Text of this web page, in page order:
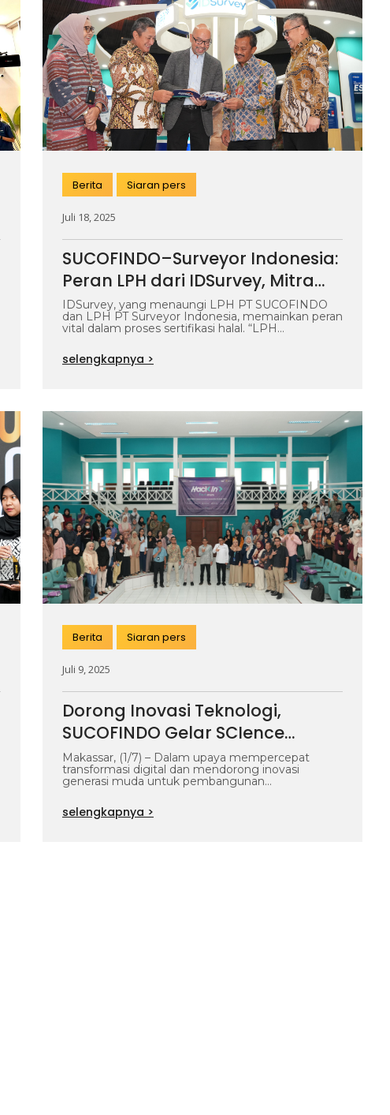
Berita Siaran pers
Juli 18, 2025
SUCOFINDO–Surveyor Indonesia:
Peran LPH dari IDSurvey, Mitra
Strategis untuk Sertifikasi Halal
Produk Impor
IDSurvey, yang menaungi LPH PT SUCOFINDO
dan LPH PT Surveyor Indonesia, memainkan peran
vital dalam proses sertifikasi halal. “LPH
selengkapnya >
Berita Siaran pers
Juli 9, 2025
Dorong Inovasi Teknologi,
SUCOFINDO Gelar SCIence
HackIn’ Fest 20025: Goes To
Campus di UNHAS
Makassar, (1/7) – Dalam upaya mempercepat
transformasi digital dan mendorong inovasi
generasi muda untuk pembangunan
menyelenggarakan…
selengkapnya >